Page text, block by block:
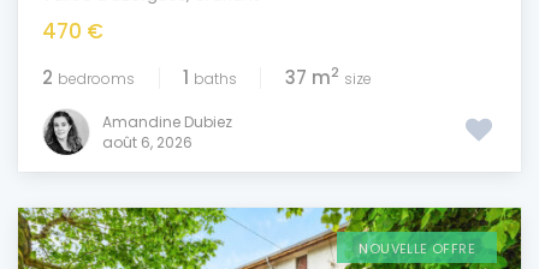
470 €
2 bedrooms 1 baths 37 m2 size
Amandine Dubiez
août 6, 2026
NOUVELLE OFFRE